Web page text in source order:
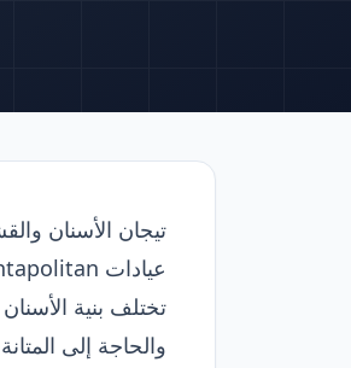
تيجان الأسنان
عيادات Dentapolitan نحقق نتائج أقرب ما تكون إلى أسنانك الطبيعية باستخدام طب الأسنان الرقمي وتقنيات السيراميك الحديثة.
تختلف بنية
والحاجة إلى